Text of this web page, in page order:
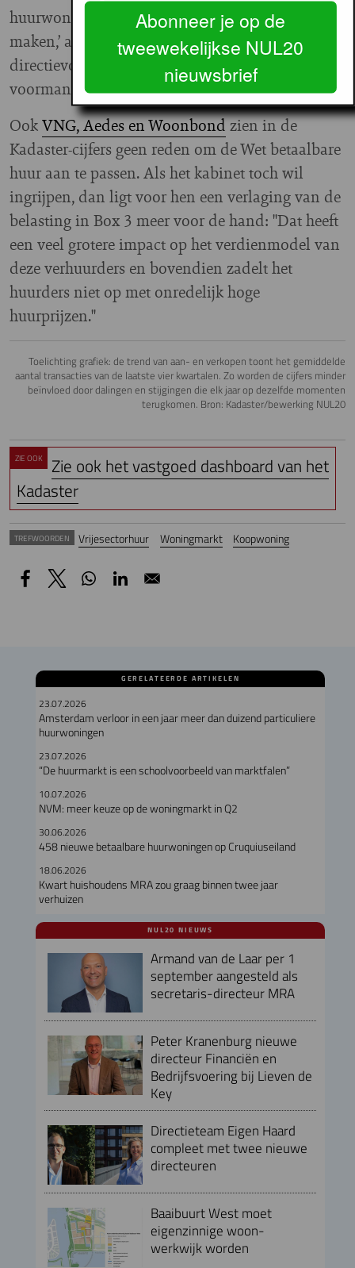
huurwoningen. Zij willen sommetjes kunnen
maken,’ aldus Ronald Huikeshoven,
directievoorzitter bij ontwikkelaar AM en
voorman van Neprom, in het FD.
OokVNG, Aedes en Woonbondzien in de
Kadaster-cijfers geen reden om de Wet betaalbare
huur aan te passen. Als het kabinet toch wil
ingrijpen, dan ligt voor hen een verlaging van de
belasting in Box 3 meer voor de hand: "Dat heeft
een veel grotere impact op het verdienmodel van
deze verhuurders en bovendien zadelt het
huurders niet op met onredelijk hoge
huurprijzen."
Toelichting grafiek: de trend van aan- en verkopen toont het gemiddelde
aantal transacties van de laatste vier kwartalen. Zo worden de cijfers minder
beïnvloed door dalingen en stijgingen die elk jaar op dezelfde momenten
terugkomen. Bron: Kadaster/bewerking NUL20
ZIE OOK
Zie ook het vastgoed dashboard van het
Kadaster
TREFWOORDEN Vrijesectorhuur Woningmarkt Koopwoning
GERELATEERDE ARTIKELEN
23.07.2026
Amsterdam verloor in een jaar meer dan duizend particuliere
huurwoningen
23.07.2026
“De huurmarkt is een schoolvoorbeeld van marktfalen”
10.07.2026
NVM: meer keuze op de woningmarkt in Q2
30.06.2026
458 nieuwe betaalbare huurwoningen op Cruquiuseiland
18.06.2026
Kwart huishoudens MRA zou graag binnen twee jaar
verhuizen
NUL20 NIEUWS
Armand van de Laar per 1
september aangesteld als
secretaris-directeur MRA
Peter Kranenburg nieuwe
directeur Financiën en
Bedrijfsvoering bij Lieven de
Key
Directieteam Eigen Haard
compleet met twee nieuwe
directeuren
Baaibuurt West moet
eigenzinnige woon-
werkwijk worden
Abonneer je op de
tweewekelijkse NUL20
nieuwsbrief